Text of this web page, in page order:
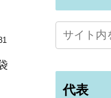
代表